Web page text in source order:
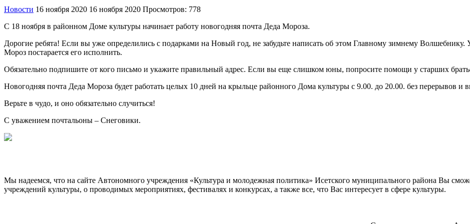
Новости 16 ноября 2020 16 ноября 2020 Просмотров: 778
С 18 ноября в районном Доме культуры начинает работу новогодняя почта Деда Мороза.
Дорогие ребята! Если вы уже определились с подарками на Новый год, не забудьте написать об этом Главному зимнему
Мороз постарается его исполнить.
Обязательно подпишите от кого письмо и укажите правильный адрес. Если вы еще слишком юны, попросите помощи у старших
Новогодняя почта Деда Мороза будет работать целых 10 дней на крыльце районного Дома культуры с 9.00. до 20.00. без перерывов и
Верьте в чудо, и оно обязательно случиться!
С уважением почтальоны – Снеговики.
Мы надеемся, что на сайте Автономного учреждения «Культура и молодежная политика» Исетского муниципального района Вы
учреждений культуры, о проводимых мероприятиях, фестивалях и конкурсах, а также все, что Вас интересует в сфере культуры.